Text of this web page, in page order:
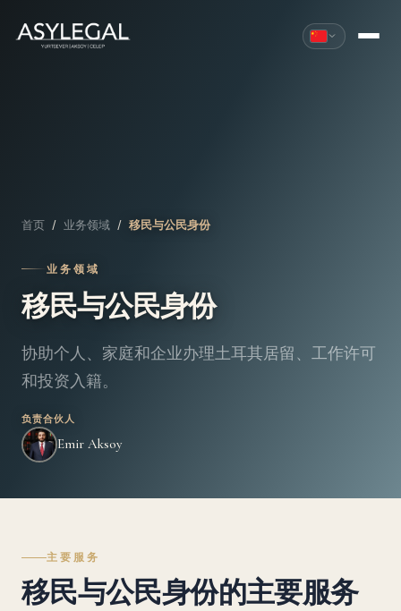
首页 / 业务领域 / 移民与公民身份
业务领域
移民与公民身份
协助个人、家庭和企业办理土耳其居留、工作许可
和投资入籍。
负责合伙人
Emir Aksoy
主要服务
移民与公民身份的主要服务